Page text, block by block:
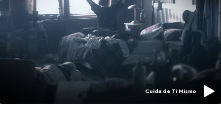
Cuida de Ti Mismo